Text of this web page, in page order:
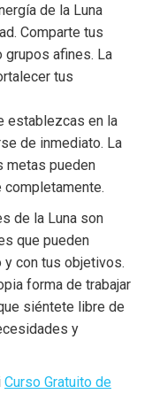
de la Luna
Comparte tus
grupos afines. La
tus
establezcas en la
de inmediato. La
metas pueden
de la Luna son
que pueden
y con tus objetivos.
forma de trabajar
siéntete libre de
y
Curso Gratuito de